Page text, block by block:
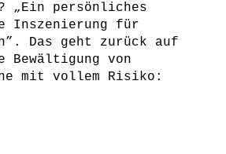
„Ein persönliches
Inszenierung für
Das geht zurück auf
Bewältigung von
mit vollem Risiko: